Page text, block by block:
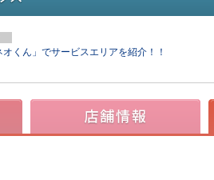
くん」でサービスエリアを紹介！！